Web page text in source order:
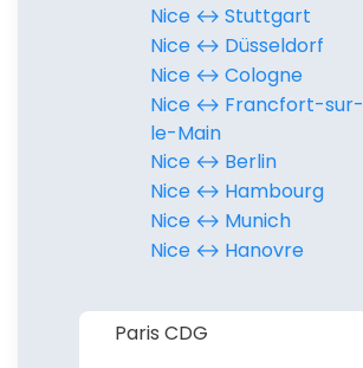
Nice ↔︎ Stuttgart
Nice ↔︎ Düsseldorf
Nice ↔︎ Cologne
Nice ↔︎ Francfort-sur-
le-Main
Nice ↔︎ Berlin
Nice ↔︎ Hambourg
Nice ↔︎ Munich
Nice ↔︎ Hanovre
Paris CDG